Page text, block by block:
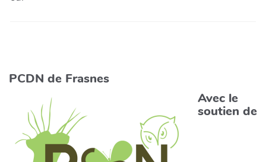
PCDN de Frasnes
Avec le
soutien de